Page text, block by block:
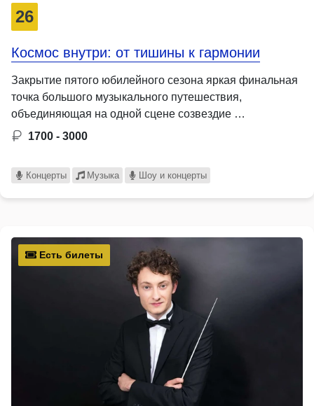
26
Космос внутри: от тишины к гармонии
Закрытие пятого юбилейного сезона яркая финальная
точка большого музыкального путешествия,
объединяющая на одной сцене созвездие …
1700 - 3000
Концерты Музыка Шоу и концерты
Есть билеты